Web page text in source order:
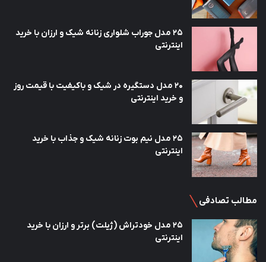
25 مدل جوراب شلواری زنانه شیک و ارزان با خرید
اینترنتی
20 مدل دستگیره در شیک و باکیفیت با قیمت روز
و خرید اینترنتی
25 مدل نیم بوت زنانه شیک و جذاب با خرید
اینترنتی
مطالب تصادفی
25 مدل خودتراش (ژیلت) برتر و ارزان با خرید
اینترنتی